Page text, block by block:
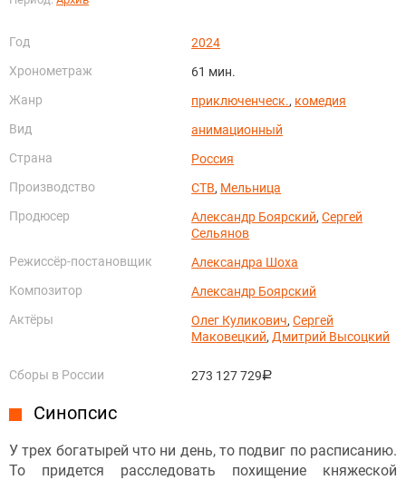
Год
2024
Хронометраж
61 мин.
Жанр
приключенческ., комедия
Вид
анимационный
Страна
Россия
Производство
СТВ, Мельница
Продюсер
Александр Боярский,Сергей
Сельянов
Режиссёр-постановщик
Александра Шоха
Композитор
Александр Боярский
Актёры
Олег Куликович,Сергей
Маковецкий, Дмитрий Высоцкий
Сборы в России 273 127 729руб.
Синопсис
У трех богатырей что ни день, то подвиг по расписанию.
То придется расследовать похищение княжеской